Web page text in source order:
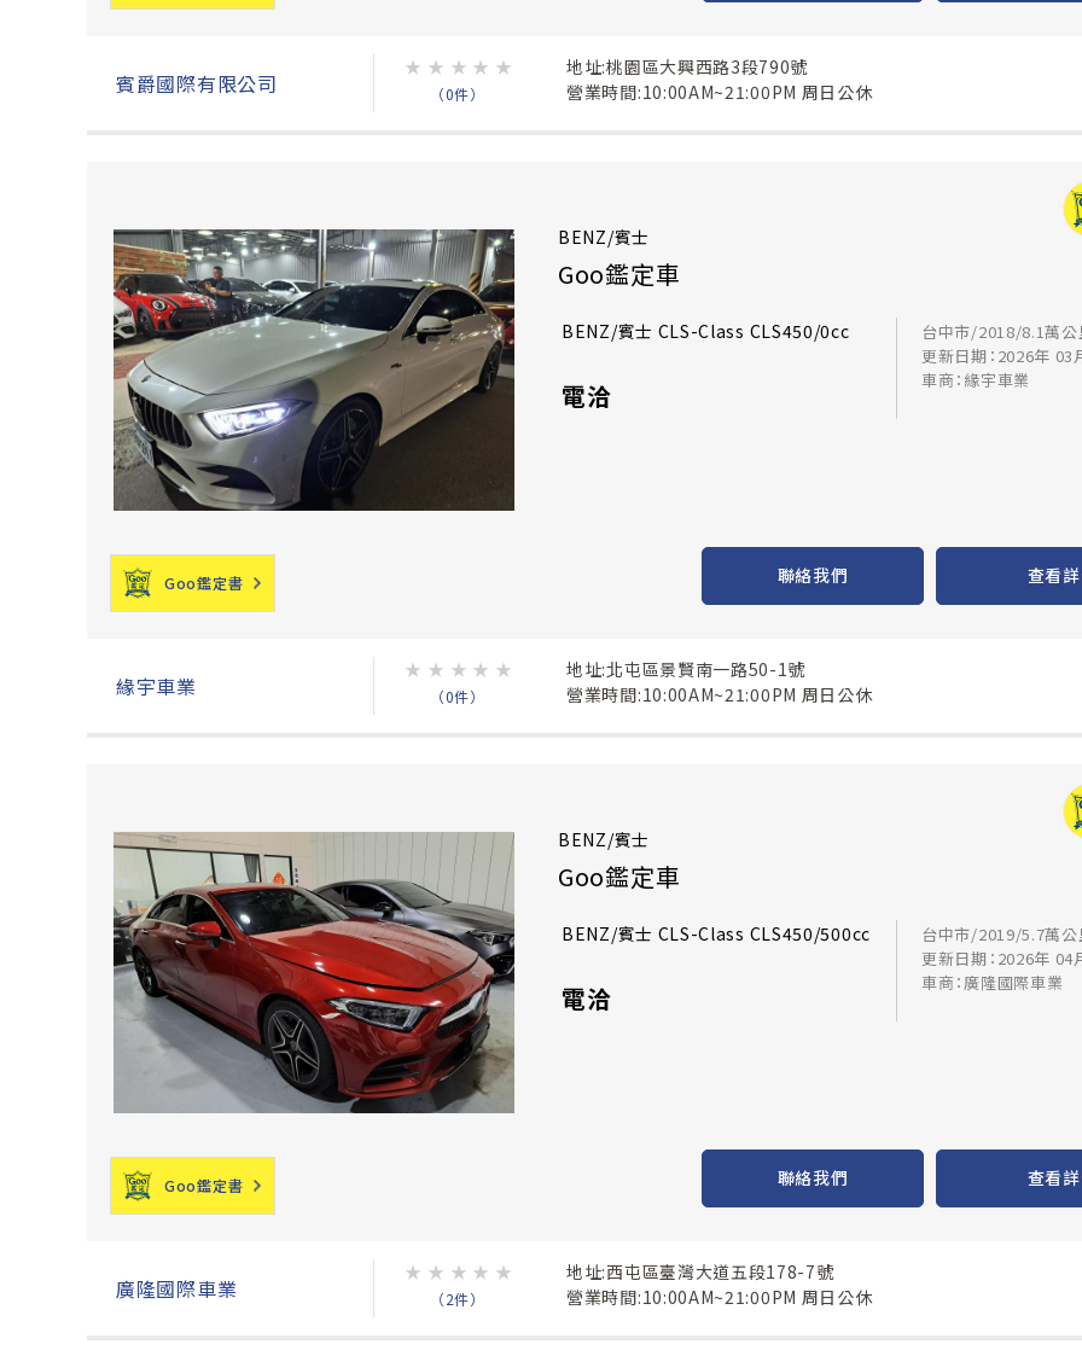
賓爵國際有限公司
★ ★ ★ ★ ★
（0件）
地址:桃園區大興西路3段790號
營業時間:10:00AM~21:00PM 周日公休
BENZ/賓士
Goo鑑定車
BENZ/賓士 CLS-Class CLS450/0cc
電洽
台中市/2018/8.1萬公
更新日期：2026年 03
車商：緣宇車業
Goo鑑定書 聯絡我們 查看
緣宇車業
★ ★ ★ ★ ★
（0件）
地址:北屯區景賢南一路50-1號
營業時間:10:00AM~21:00PM 周日公休
BENZ/賓士
Goo鑑定車
BENZ/賓士 CLS-Class CLS450/500cc
電洽
台中市/2019/5.7萬公
更新日期：2026年 04
車商：廣隆國際車業
Goo鑑定書 聯絡我們 查看
廣隆國際車業
★ ★ ★ ★ ★
（2件）
地址:西屯區臺灣大道五段178-7號
營業時間:10:00AM~21:00PM 周日公休